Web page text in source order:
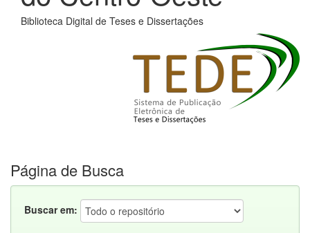
Biblioteca Digital de Teses e Dissertações
Página de Busca
Buscar em: